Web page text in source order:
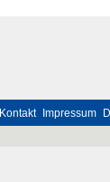
Kontakt Impressum